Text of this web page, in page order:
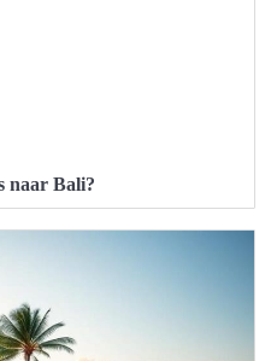
naar Bali?